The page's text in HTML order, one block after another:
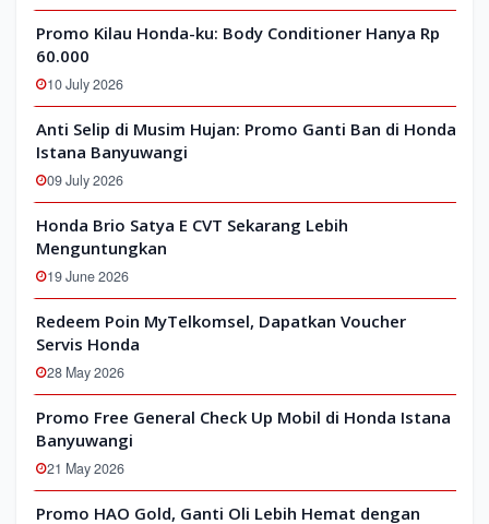
Promo Kilau Honda-ku: Body Conditioner Hanya Rp
60.000
10 July 2026
Anti Selip di Musim Hujan: Promo Ganti Ban di Honda
Istana Banyuwangi
09 July 2026
Honda Brio Satya E CVT Sekarang Lebih
Menguntungkan
19 June 2026
Redeem Poin MyTelkomsel, Dapatkan Voucher
Servis Honda
28 May 2026
Promo Free General Check Up Mobil di Honda Istana
Banyuwangi
21 May 2026
Promo HAO Gold, Ganti Oli Lebih Hemat dengan